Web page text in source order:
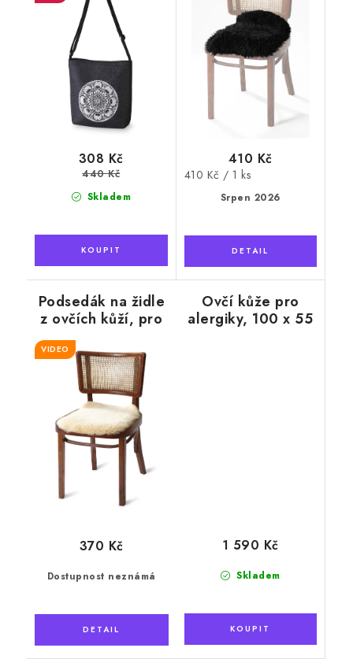
Skladem
308 Kč
440 Kč
Srpen 2026
410 Kč
Měrná
410 Kč / 1 ks
Podsedák na židle
z ovčích kůží, pro
alergiky - krátký
vlas
VIDEO
Dostupnost neznámá
370 Kč
Ovčí kůže pro
alergiky, 100 x 55
Skladem
1 590 Kč